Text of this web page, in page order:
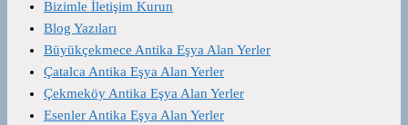
Bizimle İletişim Kurun
Blog Yazıları
Büyükçekmece Antika Eşya Alan Yerler
Çatalca Antika Eşya Alan Yerler
Çekmeköy Antika Eşya Alan Yerler
Esenler Antika Eşya Alan Yerler